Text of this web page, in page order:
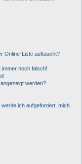
Online-Liste auftaucht?
immer noch falsch!
werden?
ich aufgefordert, mich